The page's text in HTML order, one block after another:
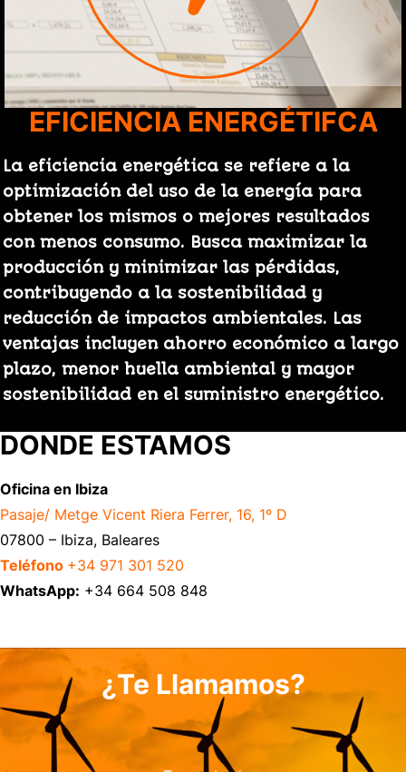
EFICIENCIA ENERGÉTIFCA
La eficiencia energética se refiere a la
optimización del uso de la energía para
obtener los mismos o mejores resultados
con menos consumo. Busca maximizar la
producción y minimizar las pérdidas,
contribuyendo a la sostenibilidad y
reducción de impactos ambientales. Las
ventajas incluyen ahorro económico a largo
plazo, menor huella ambiental y mayor
sostenibilidad en el suministro energético.
DONDE ESTAMOS
Oficina en Ibiza
Pasaje/ Metge Vicent Riera Ferrer, 16, 1º D
07800 – Ibiza, Baleares
Teléfono +34 971 301 520
WhatsApp: +34 664 508 848
¿Te Llamamos?